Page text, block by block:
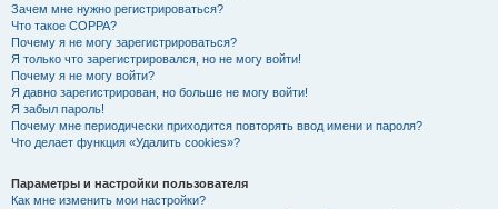
Зачем мне нужно регистрироваться?
Что такое COPPA?
Почему я не могу зарегистрироваться?
Я только что зарегистрировался, но не могу войти!
Почему я не могу войти?
Я давно зарегистрирован, но больше не могу войти!
Я забыл пароль!
Почему мне периодически приходится повторять ввод имени и пароля?
Что делает функция «Удалить cookies»?
Параметры и настройки пользователя
Как мне изменить мои настройки?